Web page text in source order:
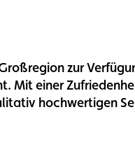
zur
Mit einer
hochwertigen